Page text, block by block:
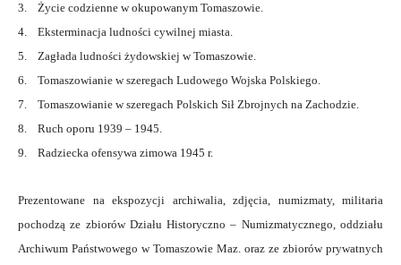
3. Życie codzienne w okupowanym Tomaszowie.
4. Eksterminacja ludności cywilnej miasta.
5. Zagłada ludności żydowskiej w Tomaszowie.
6. Tomaszowianie w szeregach Ludowego Wojska Polskiego.
7. Tomaszowianie w szeregach Polskich Sił Zbrojnych na Zachodzie.
8. Ruch oporu 1939 – 1945.
9. Radziecka ofensywa zimowa 1945 r.
Prezentowane na ekspozycji archiwalia, zdjęcia, numizmaty, militaria
pochodzą ze zbiorów Działu Historyczno – Numizmatycznego, oddziału
Archiwum Państwowego w Tomaszowie Maz. oraz ze zbiorów prywatnych